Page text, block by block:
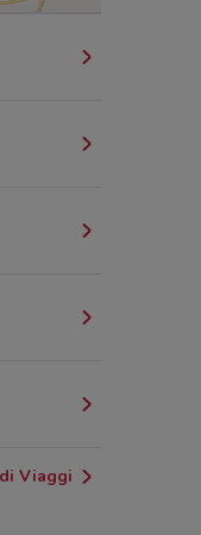
Viaggi